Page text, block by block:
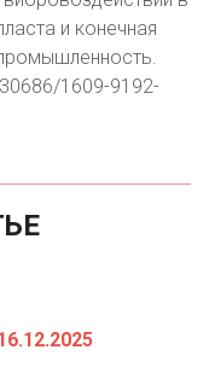
и конечная
1609-9192-